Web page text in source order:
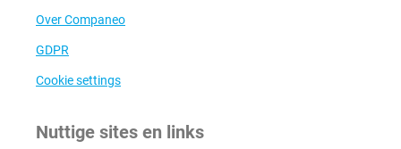
Over Companeo
GDPR
Cookie settings
Nuttige sites en links